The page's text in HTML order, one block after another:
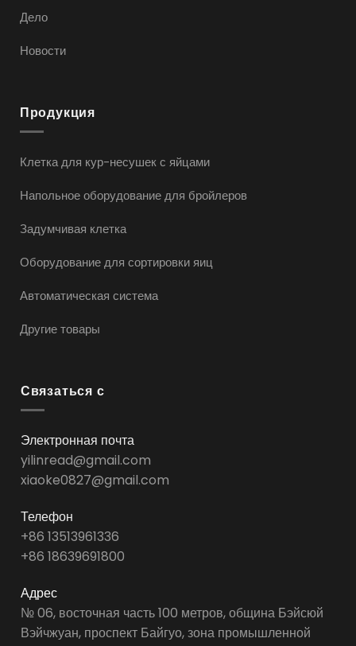
Дело
Новости
Продукция
Клетка для кур-несушек с яйцами
Напольное оборудование для бройлеров
Задумчивая клетка
Оборудование для сортировки яиц
Автоматическая система
Другие товары
Связаться с
Электронная почта
yilinread@gmail.com
xiaoke0827@gmail.com
Телефон
+86 13513961336
+86 18639691800
Адрес
№ 06, восточная часть 100 метров, община Бэйсюй
Вэйчжуан, проспект Байгуо, зона промышленной